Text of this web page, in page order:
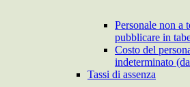
Personale non a
pubblicare in
Costo del
indeterminato
Tassi di assenza